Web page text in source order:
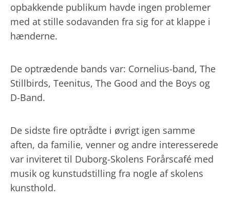
opbakkende publikum havde ingen problemer
med at stille sodavanden fra sig for at klappe i
hænderne.
De optrædende bands var: Cornelius-band, The
Stillbirds, Teenitus, The Good and the Boys og
D-Band.
De sidste fire optrådte i øvrigt igen samme
aften, da familie, venner og andre interesserede
var inviteret til Duborg-Skolens Forårscafé med
musik og kunstudstilling fra nogle af skolens
kunsthold.